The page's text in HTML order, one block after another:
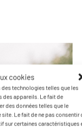
cookies
technologies telles que les
des appareils. Le fait de
des données telles que le
Le fait de ne pas consentir
sur certaines caractéristiques